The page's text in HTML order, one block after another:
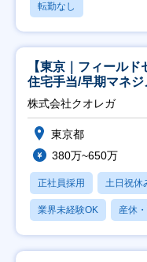
転勤なし
【東京｜フィール
住宅手当/早期マネジ
株式会社クオレガ
東京都
380万~650万
正社員採用 土日祝休
業界未経験OK 産休